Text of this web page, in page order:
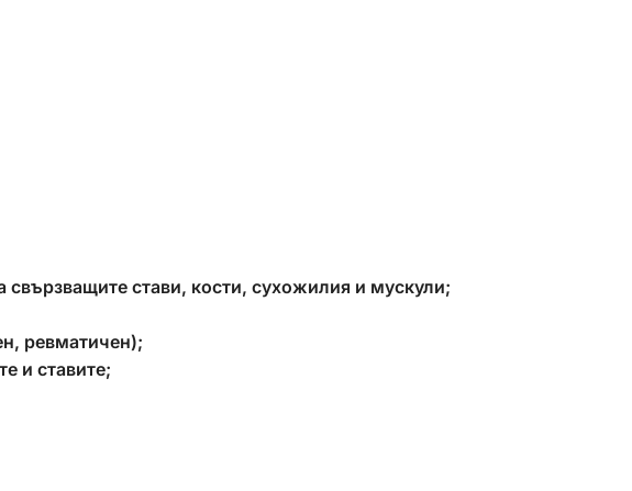
стави, кости, сухожилия и мускули;
ревматичен);
и ставите;